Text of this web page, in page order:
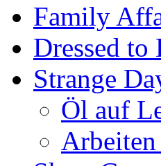
Family
Dressed
Strange
Öl auf